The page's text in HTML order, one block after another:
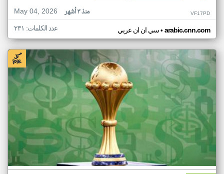
May 04, 2026
منذ ٣ أشهر VF17PD
سي ان ان عربي• arabic.cnn.com عدد الكلمات: ٢٣١